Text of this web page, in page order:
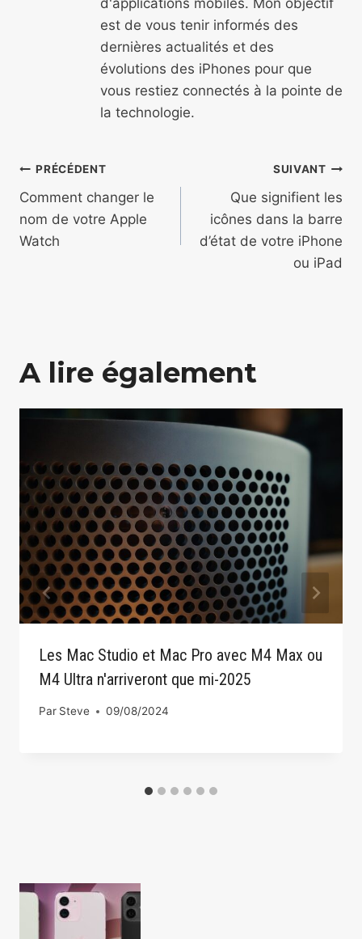
est de vous tenir informés des
dernières actualités et des
évolutions des iPhones pour que
vous restiez connectés à la pointe de
la technologie.
Navigation
de
l’article
PRÉCÉDENT
Comment changer le
nom de votre Apple
Watch
SUIVANT
Que signifient les
icônes dans la barre
d’état de votre iPhone
ou iPad
A lire également
Les Mac Studio et Mac Pro avec M4 Max ou
M4 Ultra n'arriveront que mi-2025
Par Steve 09/08/2024